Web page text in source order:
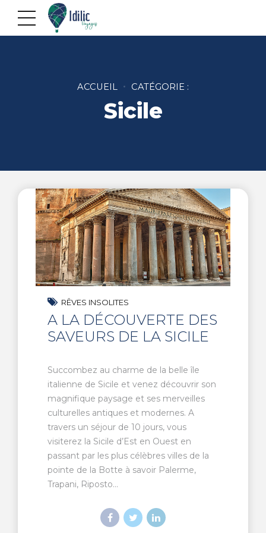
ACCUEIL CATÉGORIE :
Sicile
RÊVES INSOLITES
A LA DÉCOUVERTE DES
SAVEURS DE LA SICILE
Succombez au charme de la belle île
italienne de Sicile et venez découvrir son
magnifique paysage et ses merveilles
culturelles antiques et modernes. A
travers un séjour de 10 jours, vous
visiterez la Sicile d’Est en Ouest en
passant par les plus célèbres villes de la
pointe de la Botte à savoir Palerme,
Trapani, Riposto...